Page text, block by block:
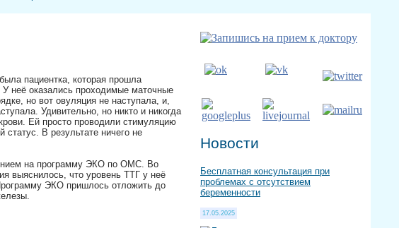
пациентка, которая прошла
неё оказались проходимые маточные
но вот овуляция не наступала, и,
Удивительно, но никто и никогда
Ей просто проводили стимуляцию
В результате ничего не
на программу ЭКО по ОМС. Во
выяснилось, что уровень ТТГ у неё
ЭКО пришлось отложить до
Новости
Бесплатная консультация при
проблемах с отсутствием
беременности
17.05.2025